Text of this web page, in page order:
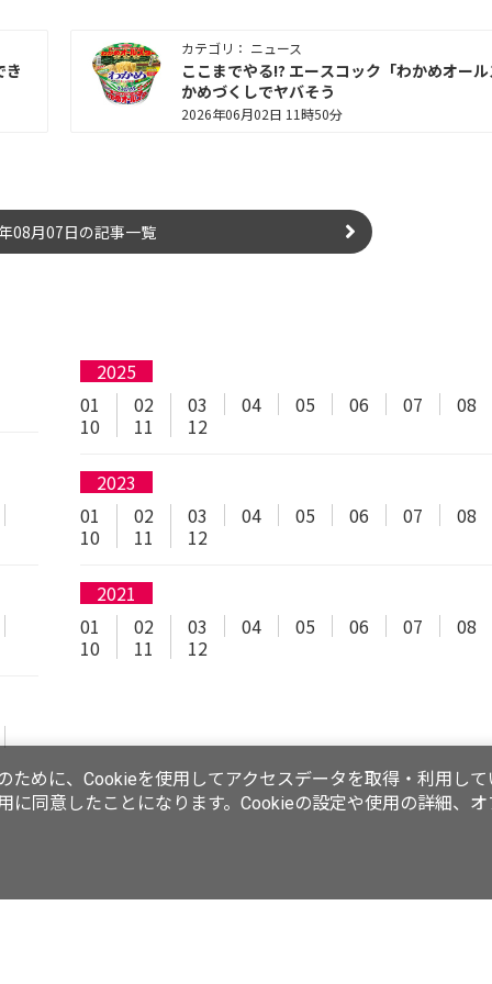
き
カテゴリ： ニュース
ここまでやる!? エースコック「わかめオー
かめづくしでヤバそう
2026年06月02日 11時50分
08月07日の記事一覧
2025
01
02 03 04 05 06 07 08
10
11 12
2023
01
02 03 04 05 06 07 08
10
11 12
2021
01
02 03 04 05 06 07 08
10
11 12
ために、Cookieを使用してアクセスデータを取得・利用して
に同意したことになります。Cookieの設定や使用の詳細、